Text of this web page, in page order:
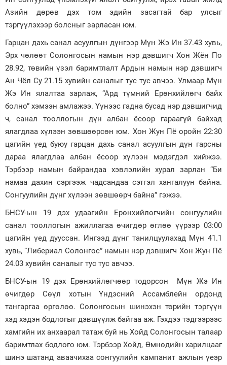
Азийн дөрөв дэх том эдийн засагтай бар улсыг
тэргүүлэхээр болсныг зарласан юм.
Гарцан дахь санал асуулгын дүнгээр Мүн Жэ Ин 37.43 хувь,
Эрх чөлөөт Солонгосын намын нэр дэвшигч Хон Жён По
28.92, төвийн үзэл баримтлалт Ардын намын нэр дэвшигч
Ан Чёл Су 21.15 хувийн саналыг тус тус авчээ. Улмаар Мүн
Жэ Ин ялалтаа зарлаж, “Ард түмний Ерөнхийлөгч байх
болно” хэмээн амлажээ. Үүнээс гадна бусад нэр дэвшигчид
ч, санал тооллогын дүн албан ёсоор гараагүй байхад
ялагдлаа хүлээн зөвшөөрсөн юм. Хон Жун Пё оройн 22:30
цагийн үед буюу гарцан дахь санал асуулгын дүн гарсны
дараа ялагдлаа албан ёсоор хүлээн мэдэгдэл хийжээ.
Тэрбээр намын байрандаа хэвлэлийн хурал зарлан “Би
намаа дахин сэргээж чадсандаа сэтгэл хангалуун байна.
Сонгуулийн дүнг хүлээн зөвшөөрч байна” гэжээ.
БНСУ-ын 19 дэх удаагийн Ерөнхийлөгчийн сонгуулийн
санал тооллогын ажиллагаа өчигдөр өглөө үүрээр 03:00
цагийн үед дууссан. Ингээд дүнг танилцуулахад Мүн 41.1
хувь, “Либериал Солонгос” намын нэр дэвшигч Хон Жун Пё
24.03 хувийн саналыг тус тус авчээ.
БНСУ-ын 19 дэх Ерөнхийлөгчөөр тодорсон Мүн Жэ Ин
өчигдөр Сөүл хотын Үндэсний Ассамблейн ордонд
тангаргаа өргөлөө. Солонгосын шинэхэн төрийн тэргүүн
хэд хэдэн бодлогыг дэвшүүлж байгаа аж. Гэхдээ тэдгээрээс
хамгийн их анхаарал татаж буй нь Хойд Солонгосын талаар
баримтлах бодлого юм. Тэрбээр Хойд, Өмнөдийн харилцааг
шинэ шатанд аваачихаа сонгуулийн кампанит ажлын үеэр